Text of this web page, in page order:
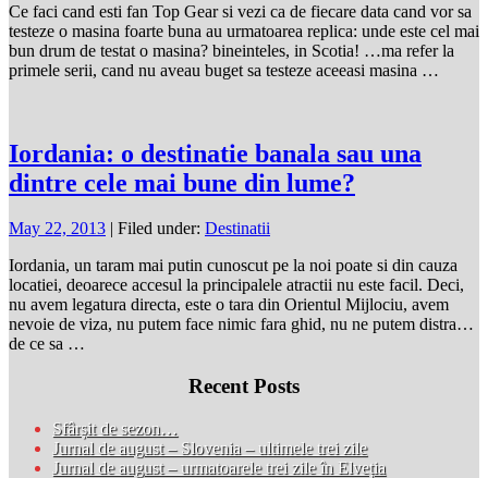
Ce faci cand esti fan Top Gear si vezi ca de fiecare data cand vor sa
testeze o masina foarte buna au urmatoarea replica: unde este cel mai
bun drum de testat o masina? bineinteles, in Scotia! …ma refer la
primele serii, cand nu aveau buget sa testeze aceeasi masina …
Iordania: o destinatie banala sau una
dintre cele mai bune din lume?
May 22, 2013 | Filed under: Destinatii
Iordania, un taram mai putin cunoscut pe la noi poate si din cauza
locatiei, deoarece accesul la principalele atractii nu este facil. Deci,
nu avem legatura directa, este o tara din Orientul Mijlociu, avem
nevoie de viza, nu putem face nimic fara ghid, nu ne putem distra…
de ce sa …
Recent Posts
Sfârșit de sezon…
Jurnal de august – Slovenia – ultimele trei zile
Jurnal de august – urmatoarele trei zile în Elveția